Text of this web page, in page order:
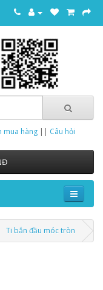
mua hàng || Câu hỏi
Ti bắn đầu móc tròn